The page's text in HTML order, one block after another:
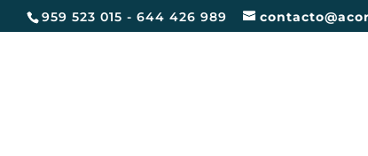
959 523 015 - 644 426 989